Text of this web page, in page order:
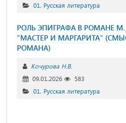
01. Русская литература
РОЛЬ ЭПИГРАФА В РОМАНЕ М.
"МАСТЕР И МАРГАРИТА"
РОМАНА)
Кочурова Н.В.
09.01.2026
583
01. Русская литература